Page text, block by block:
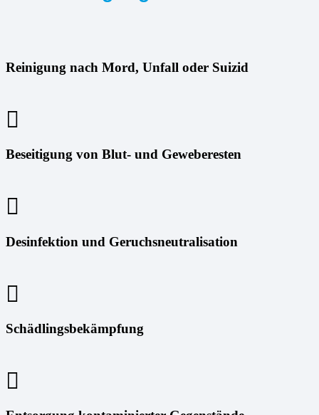
Reinigung nach Mord, Unfall oder Suizid
Beseitigung von Blut- und Geweberesten
Desinfektion und Geruchsneutralisation
Schädlingsbekämpfung